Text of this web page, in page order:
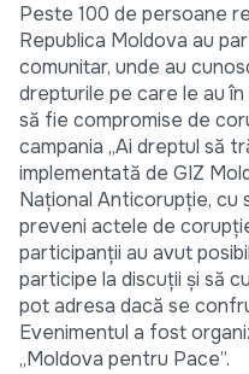
Peste 100 de persoane
Republica Moldova au
comunitar, unde au
drepturile pe care le au
să fie compromise de
campania „Ai dreptul să
implementată de GIZ
Național Anticorupție, cu
preveni actele de
participanții au avut
participe la discuții și să
pot adresa dacă se
Evenimentul a fost
„Moldova pentru Pace”.